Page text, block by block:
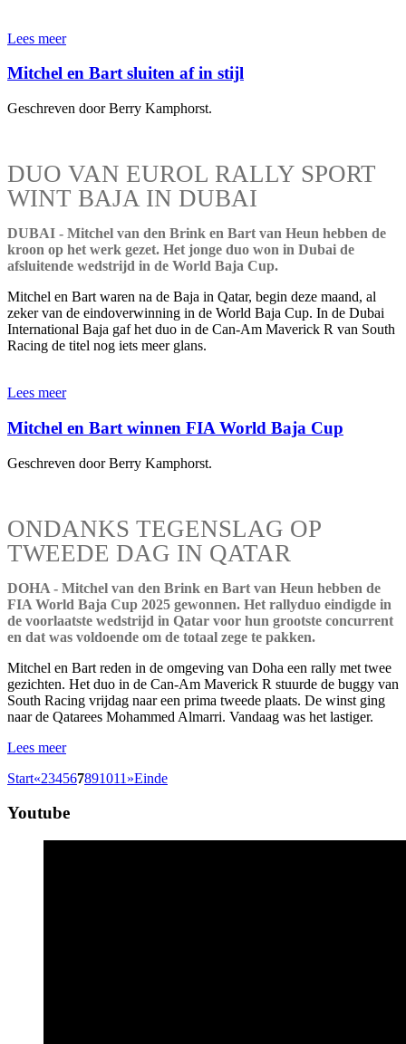
Lees meer
Mitchel en Bart sluiten af in stijl
Geschreven door Berry Kamphorst.
DUO VAN EUROL RALLY SPORT
WINT BAJA IN DUBAI
DUBAI - Mitchel van den Brink en Bart van Heun hebben de
kroon op het werk gezet. Het jonge duo won in Dubai de
afsluitende wedstrijd in de World Baja Cup.
Mitchel en Bart waren na de Baja in Qatar, begin deze maand, al
zeker van de eindoverwinning in de World Baja Cup. In de Dubai
International Baja gaf het duo in de Can-Am Maverick R van South
Racing de titel nog iets meer glans.
Lees meer
Mitchel en Bart winnen FIA World Baja Cup
Geschreven door Berry Kamphorst.
ONDANKS TEGENSLAG OP
TWEEDE DAG IN QATAR
DOHA - Mitchel van den Brink en Bart van Heun hebben de
FIA World Baja Cup 2025 gewonnen. Het rallyduo eindigde in
de voorlaatste wedstrijd in Qatar voor hun grootste concurrent
en dat was voldoende om de totaal zege te pakken.
Mitchel en Bart reden in de omgeving van Doha een rally met twee
gezichten. Het duo in de Can-Am Maverick R stuurde de buggy van
South Racing vrijdag naar een prima tweede plaats. De winst ging
naar de Qatarees Mohammed Almarri. Vandaag was het lastiger.
Lees meer
Start«234567891011 »Einde
Youtube